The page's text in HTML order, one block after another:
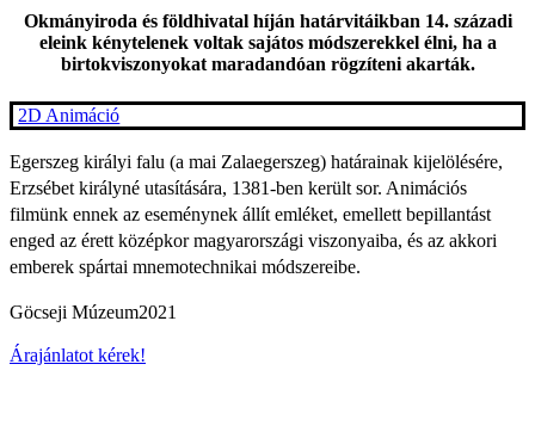
Okmányiroda és földhivatal híján határvitáikban 14. századi
eleink kénytelenek voltak sajátos módszerekkel élni, ha a
birtokviszonyokat maradandóan rögzíteni akarták.
2D Animáció
Egerszeg királyi falu (a mai Zalaegerszeg) határainak kijelölésére,
Erzsébet királyné utasítására, 1381-ben került sor. Animációs
filmünk ennek az eseménynek állít emléket, emellett bepillantást
enged az érett középkor magyarországi viszonyaiba, és az akkori
emberek spártai mnemotechnikai módszereibe.
Göcseji Múzeum2021
Árajánlatot kérek!